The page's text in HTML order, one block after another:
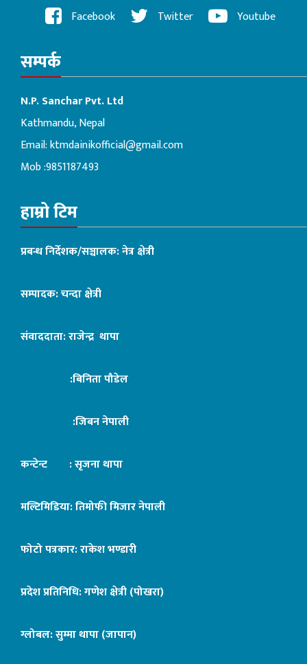
Facebook Twitter Youtube
सम्पर्क
N.P. Sanchar Pvt. Ltd
Kathmandu, Nepal
Email:ktmdainikofficial@gmail.com
Mob :9851187493
हाम्रो टिम
प्रबन्ध निर्देशक/सञ्चालक: नेत्र क्षेत्री
सम्पादक: चन्दा क्षेत्री
संवाददाता: राजेन्द्र थापा
:बिनिता पौडेल
:जिबन नेपाली
कन्टेन्ट : सृजना थापा
मल्टिमिडिया: तिमोफी मिजार नेपाली
फोटो पत्रकार: राकेश भण्डारी
प्रदेश प्रतिनिधि: गणेश क्षेत्री (पोखरा)
ग्लोबल: सुम्मा थापा (जापान)